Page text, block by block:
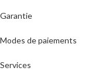
Garantie
Modes de paiements
Services